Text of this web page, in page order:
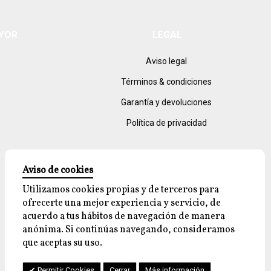
Aviso legal
Términos & condiciones
Garantía y devoluciones
Política de privacidad
Aviso de cookies
Utilizamos cookies propias y de terceros para
ofrecerte una mejor experiencia y servicio, de
acuerdo a tus hábitos de navegación de manera
anónima. Si continúas navegando, consideramos
que aceptas su uso.